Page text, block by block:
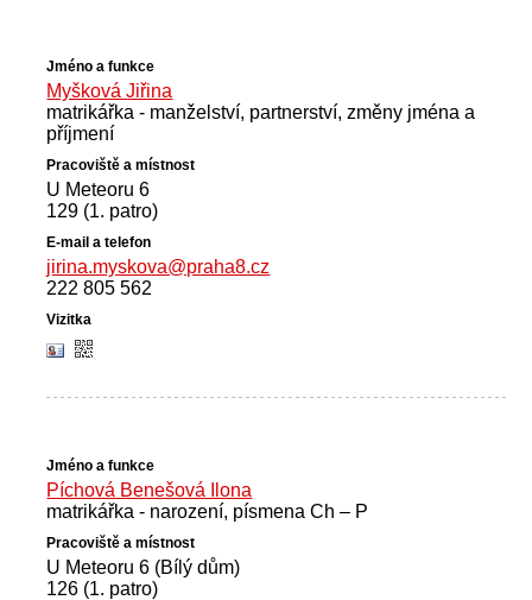
Myšková Jiřina
matrikářka - manželství, partnerství, změny jména a
příjmení
U Meteoru 6
129 (1. patro)
jirina.myskova@praha8.cz
222 805 562
Píchová Benešová Ilona
matrikářka - narození, písmena Ch – P
U Meteoru 6 (Bílý dům)
126 (1. patro)